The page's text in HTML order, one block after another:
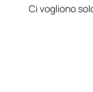
Ci vogliono